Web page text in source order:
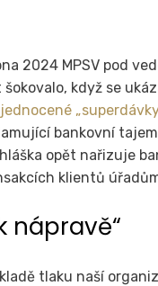
2024 MPSV pod
když se
bankovní
opět nařizuje
klientů
nápravě“
tlaku naší